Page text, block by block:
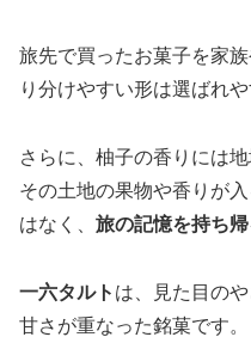
旅先で買ったお菓子を家
り分けやすい形は選ばれや
さらに、柚子の香りには
その土地の果物や香りが
はなく、 旅の記憶を持ち
一六タルト は、見た目の
甘さが重なった銘菓です。